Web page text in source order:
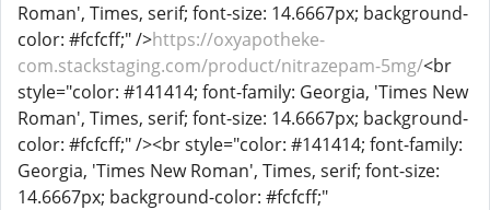
Roman', Times, serif; font-size: 14.6667px; background-
color: #fcfcff;" />https://oxyapotheke-
com.stackstaging.com/product/nitrazepam-5mg/<br
style="color: #141414; font-family: Georgia, 'Times New
Roman', Times, serif; font-size: 14.6667px; background-
color: #fcfcff;" /><br style="color: #141414; font-family:
Georgia, 'Times New Roman', Times, serif; font-size:
14.6667px; background-color: #fcfcff;"